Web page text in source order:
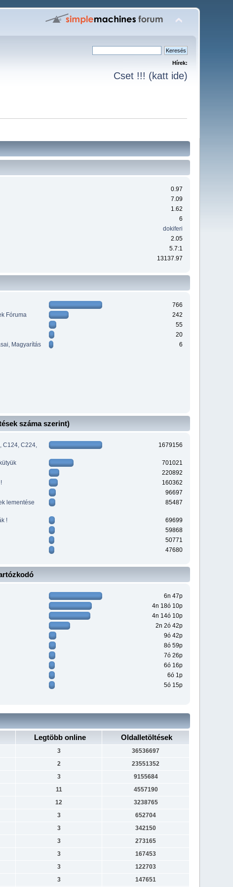
Hírek:
Cset !!! (katt ide)
0.97
7.09
1.62
6
dokiferi
2.05
5.7:1
13137.97
766
Fóruma
242
55
20
Magyarítás
6
száma szerint)
C124, C224,
1679156
701021
220892
160362
96697
lementése
85487
!
69699
59868
50771
47680
6n 47p
4n 18ó 10p
4n 14ó 10p
2n 2ó 42p
9ó 42p
8ó 59p
7ó 26p
6ó 16p
6ó 1p
5ó 15p
Legtöbb online Oldalletöltések
3
36536697
2
23551352
3
9155684
11
4557190
12
3238765
3
652704
3
342150
3
273165
3
167453
3
122703
3 147651